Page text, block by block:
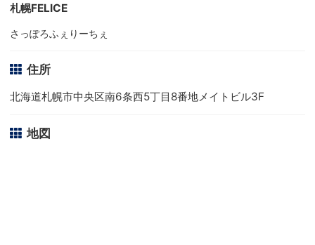
札幌FELICE
さっぽろふぇりーちぇ
住所
北海道札幌市中央区南6条西5丁目8番地メイトビル3F
地図